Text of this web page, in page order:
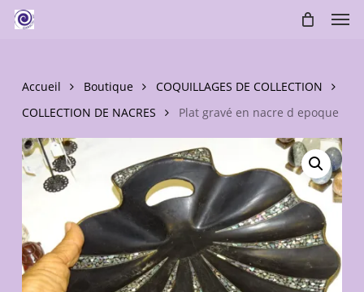
main
Accueil Boutique
COQUILLAGES DE COLLECTION
COLLECTION DE NACRES
Plat gravé en nacre d epoque